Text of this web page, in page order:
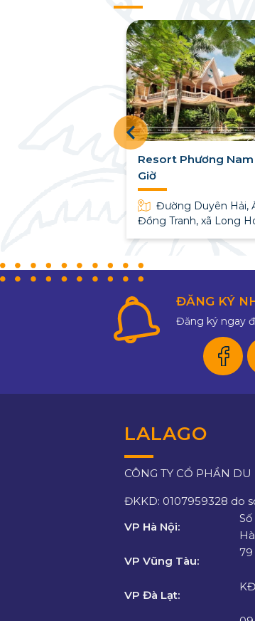
Resort Phương Nam
Giờ
Đường Duyên Hải,
Đồng Tranh, xã Long
huyện Cần Giờ
ĐĂNG KÝ
Đăng ký ngay
LALAGO
CÔNG TY CỔ PHẦN
ĐKKD: 0107959328 do
VP Hà Nội:
VP Vũng Tàu:
79
VP Đà Lạt: